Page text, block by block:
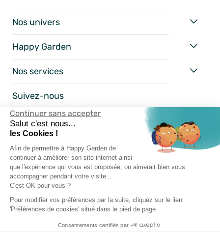
Continuer sans accepter
Salut c'est nous...
les Cookies !
Afin de permettre à Happy Garden de
continuer à améliorer son site internet ainsi
que l'expérience qui vous est proposée, on aimerait bien vous
accompagner pendant votre visite...
C'est OK pour vous ?
Pour modifier vos préférences par la suite, cliquez sur le lien
'Préférences de cookies' situé dans le pied de page.
Consentements certifiés par
Nos univers
Happy Garden
Nos services
Suivez-nous
Mentions Légales
Conditions Générales